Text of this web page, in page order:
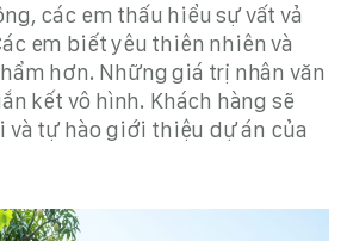
các em thấu hiểu sự vất vả
em biết yêu thiên nhiên và
hơn. Những giá trị nhân văn
kết vô hình. Khách hàng sẽ
và tự hào giới thiệu dự án của